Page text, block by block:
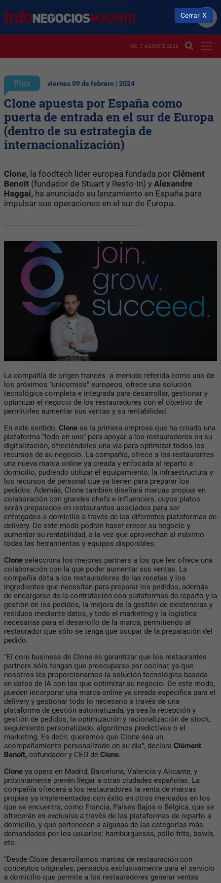
VIE. 7 AGOSTO 2026
Plus viernes 09 de febrero | 2024
Clone apuesta por España como
puerta de entrada en el sur de Europa
(dentro de su estrategia de
internacionalización)
Clone, la foodtech líder europea fundada por Clément
Benoît (fundador de Stuart y Resto-In) y Alexandre
Haggai, ha anunciado su lanzamiento en España para
impulsar sus operaciones en el sur de Europa.
La compañía de origen francés -a menudo referida como uno de
los próximos “unicornios” europeos, ofrece una solución
tecnológica completa e integrada para desarrollar, gestionar y
optimizar el negocio de los restauradores con el objetivo de
permitirles aumentar sus ventas y su rentabilidad.
En este sentido, Clone es la primera empresa que ha creado una
plataforma “todo en uno” para apoyar a los restauradores en su
digitalización, ofreciéndoles una vía para optimizar todos los
recursos de su negocio. La compañía, ofrece a los restaurantes
una nueva marca online ya creada y enfocada al reparto a
domicilio, pudiendo utilizar el equipamiento, la infraestructura y
los recursos de personal que ya tienen para preparar los
pedidos. Además, Clone también diseñará marcas propias en
colaboración con grandes chefs e influencers, cuyos platos
serán preparados en restaurantes asociados para ser
entregados a domicilio a través de las diferentes plataformas de
delivery. De este modo podrán hacer crecer su negocio y
aumentar su rentabilidad, a la vez que aprovechan al máximo
todas las herramientas y equipos disponibles.
Clone selecciona los mejores partners a los que les ofrece una
colaboración con la que poder aumentar sus ventas. La
compañía dota a los restauradores de las recetas y los
ingredientes que necesitan para preparar los pedidos, además
de encargarse de la contratación con plataformas de reparto y la
gestión de los pedidos, la mejora de la gestión de existencias y
residuos mediante datos, y todo el marketing y la logística
necesarias para el desarrollo de la marca, permitiendo al
restaurador que sólo se tenga que ocupar de la preparación del
pedido.
“El core business de Clone es garantizar que los restaurantes
partners sólo tengan que preocuparse por cocinar, ya que
nosotros les proporcionamos la solución tecnológica basada
en datos de IA con las que optimizar su negocio. De este modo,
pueden incorporar una marca online ya creada específica para el
delivery y gestionar todo lo necesario a través de una
plataforma de gestión automatizada, ya sea la recepción y
gestión de pedidos, la optimización y racionalización de stock,
seguimiento personalizado, algoritmos predictivos o el
marketing. Es decir, queremos que Clone sea un
acompañamiento personalizado en su día”, declara Clément
Benoît, cofundador y CEO de Clone.
Clone ya opera en Madrid, Barcelona, Valencia y Alicante, y
próximamente prevén llegar a otras ciudades españolas. La
compañía ofrecerá a los restauradores la venta de marcas
propias ya implementadas con éxito en otros mercados en los
que se encuentra, como Francia, Países Bajos o Bélgica, que se
ofrecerán en exclusiva a través de las plataformas de reparto a
domicilio, y que pertenecen a algunas de las categorías más
demandadas por los usuarios: hamburguesas, pollo frito, bowls,
etc.
“Desde Clone desarrollamos marcas de restauración con
conceptos originales, pensados exclusivamente para el servicio
a domicilio que permite a los restauradores generar ventas
Cerrar